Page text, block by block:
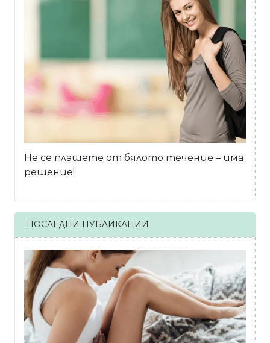
Не се плашете от бялото течение – има
решение!
ПОСЛЕДНИ ПУБЛИКАЦИИ